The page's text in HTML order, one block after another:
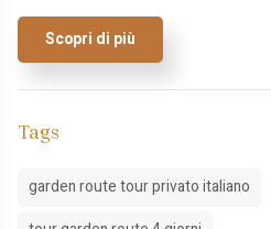
Scopri di più
Tags
garden route tour privato italiano